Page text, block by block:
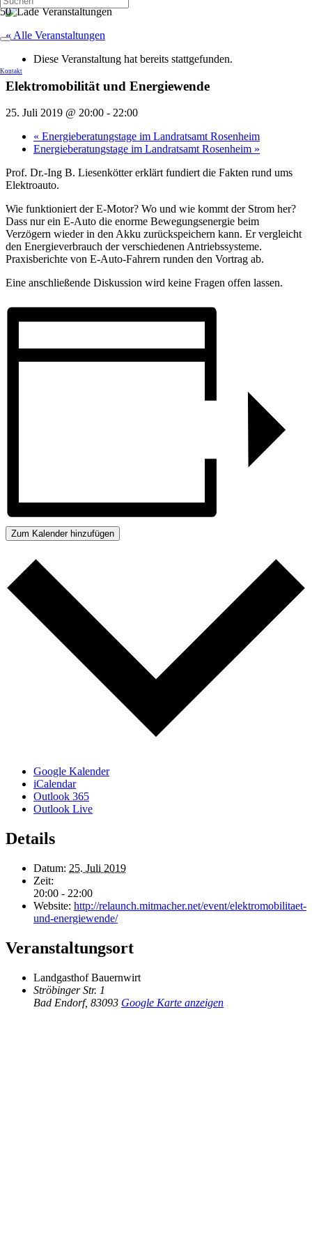
Kontakt
« Alle Veranstaltungen
Diese Veranstaltung hat bereits stattgefunden.
Elektromobilität und Energiewende
25. Juli 2019 @ 20:00 - 22:00
« Energieberatungstage im Landratsamt Rosenheim
Energieberatungstage im Landratsamt Rosenheim »
Prof. Dr.-Ing B. Liesenkötter erklärt fundiert die Fakten rund ums
Elektroauto.
Wie funktioniert der E-Motor? Wo und wie kommt der Strom her?
Dass nur ein E-Auto die enorme Bewegungsenergie beim
Verzögern wieder in den Akku zurückspeichern kann. Er vergleicht
den Energieverbrauch der verschiedenen Antriebssysteme.
Praxisberichte von E-Auto-Fahrern runden den Vortrag ab.
Eine anschließende Diskussion wird keine Fragen offen lassen.
Zum Kalender hinzufügen
Google Kalender
iCalendar
Outlook 365
Outlook Live
Details
Datum: 25. Juli 2019
Zeit:
20:00 - 22:00
Website: http://relaunch.mitmacher.net/event/elektromobilitaet-
und-energiewende/
Veranstaltungsort
Landgasthof Bauernwirt
Ströbinger Str. 1
Bad Endorf, 83093 Google Karte anzeigen